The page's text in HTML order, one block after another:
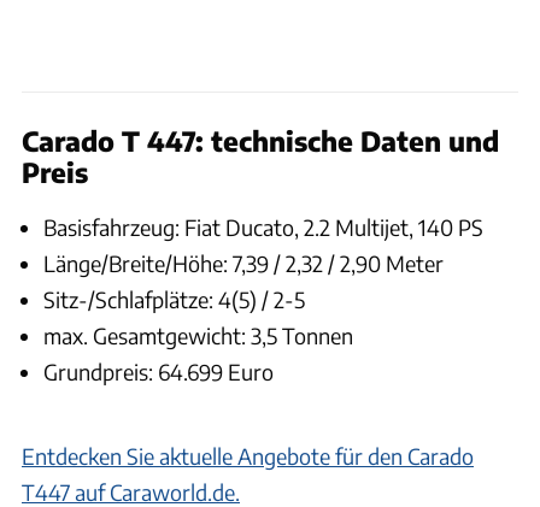
Carado T 447: technische Daten und
Preis
Basisfahrzeug: Fiat Ducato, 2.2 Multijet, 140 PS
Länge/Breite/Höhe: 7,39 / 2,32 / 2,90 Meter
Sitz-/Schlafplätze: 4(5) / 2-5
max. Gesamtgewicht: 3,5 Tonnen
Grundpreis: 64.699 Euro
Entdecken Sie aktuelle Angebote für den Carado
T447 auf Caraworld.de.